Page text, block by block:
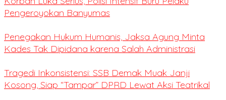
Pengeroyokan Banyumas
Penegakan Hukum Humanis, Jaksa Agung Minta
Kades Tak Dipidana karena Salah Administrasi
Tragedi Inkonsistensi: SSB Demak Muak Janji
Kosong, Siap “Tampar” DPRD Lewat Aksi Teatrikal